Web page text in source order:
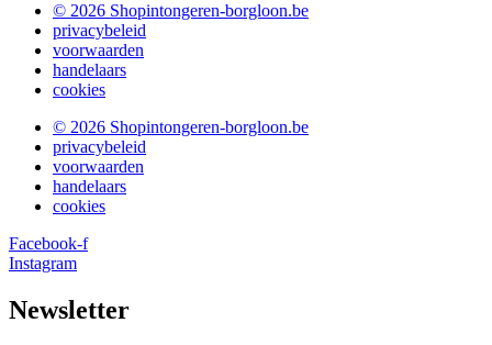
© 2026 Shopintongeren-borgloon.be
privacybeleid
voorwaarden
handelaars
cookies
© 2026 Shopintongeren-borgloon.be
privacybeleid
voorwaarden
handelaars
cookies
Facebook-f
Instagram
Newsletter